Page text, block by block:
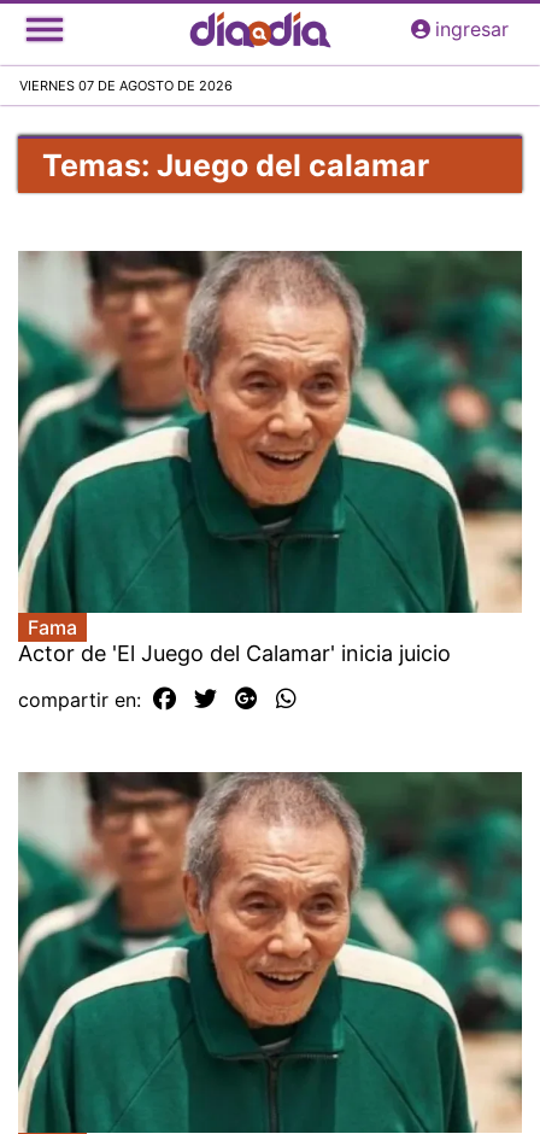
Pasar
al
principal
ingresar
VIERNES 07 DE AGOSTO DE 2026
Temas: Juego del calamar
Fama
Actor de 'El Juego del Calamar' inicia juicio
compartir en: